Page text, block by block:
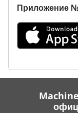
Приложение